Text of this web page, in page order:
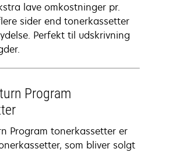
lave omkostninger pr.
sider end tonerkassetter
Perfekt til udskrivning
Program
Program tonerkassetter er
som bliver solgt